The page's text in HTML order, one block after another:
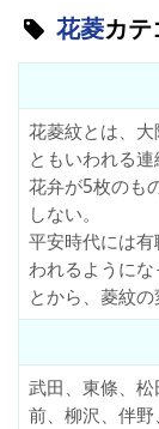
花菱カテ
花菱紋とは、大
ともいわれる
花弁が5枚のも
しない。
平安時代には
われるように
とから、菱紋の
武田、東條、
前、柳沢、伴